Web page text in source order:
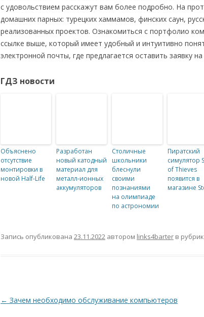
с удовольствием расскажут вам более подробно. На
домашних парных: турецких хаммамов, финских саун,
реализованных проектов. Ознакомиться с портфолио
ссылке выше, который имеет удобный и интуитивно
электронной почты, где предлагается оставить заявку
ГДЗ новости
Объяснено
отсутствие
монтировки в
новой Half-Life
Разработан
новый катодный
материал для
металл-ионных
аккумуляторов
Столичные
школьники
блеснули
своими
познаниями
на олимпиаде
по астрономии
Пиратский
симулятор
of Thieves
появится в
магазине
Запись опубликована 23.11.2022 автором links4barter в
Навигация по записям
← Зачем необходимо обслуживание компьютеров